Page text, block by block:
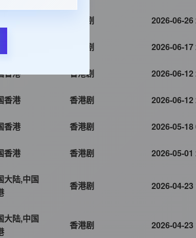
香港剧 2026-06-26
港 香港剧 2026-06-
香港 香港剧 2026-06-
香港 香港剧 2026-06-
香港 香港剧 2026-05-
香港 香港剧 2026-05-
大陆,中国
香港剧 2026-04-
大陆,中国
香港剧 2026-04-